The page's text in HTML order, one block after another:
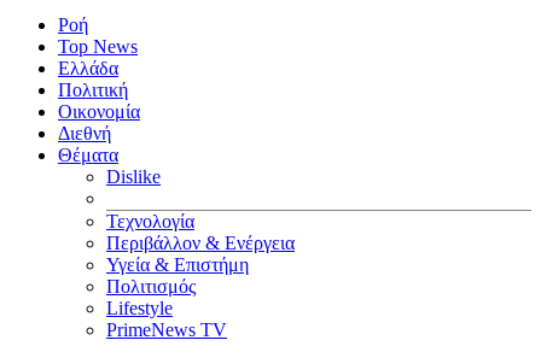
Ροή
Top News
Ελλάδα
Πολιτική
Οικονομία
Διεθνή
Θέματα
Dislike
Τεχνολογία
Περιβάλλον & Ενέργεια
Υγεία & Επιστήμη
Πολιτισμός
Lifestyle
PrimeNews TV